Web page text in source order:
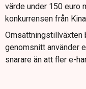
värde under 150 euro
konkurrensen från
Omsättningstillväxten
genomsnitt använder
snarare än att fler e-